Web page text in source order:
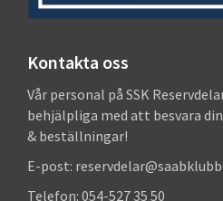
Kontakta oss
Vår personal på SSK
behjälpliga med att besvara
& beställningar!
E-post:
Telefon: 054-527 35 50